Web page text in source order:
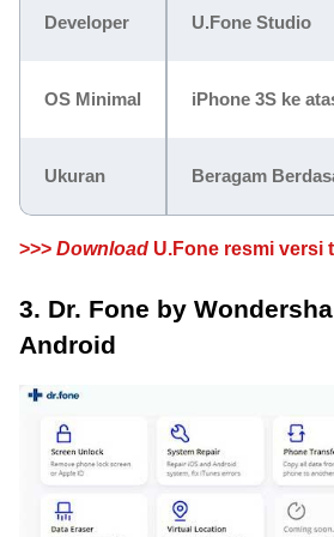
Developer U.Fone Studio
OS Minimal iPhone 3S ke
Ukuran Beragam
>>> Download U.Fone resmi versi
3. Dr. Fone by
Android